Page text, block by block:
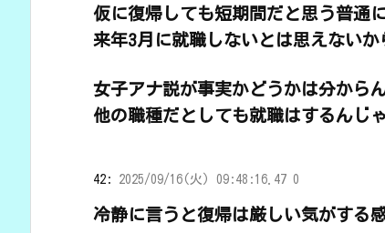
仮に復帰しても短期間だと思う普通
来年3月に就職しないとは思えないか
女子アナ説が事実かどうかは分から
他の職種だとしても就職はするんじ
42: 2025/09/16(火) 09:48:16.47 0
冷静に言うと復帰は厳しい気がする